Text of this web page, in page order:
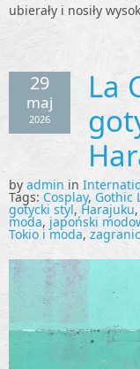
ubierały i nosiły
29
maj
2026
La
by admin in
Tags: Cosplay, Gothic
gotycki styl, Harajuku,
moda, japoński
Tokio i moda,